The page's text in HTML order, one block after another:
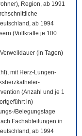
Region, ab 1991
ab 1994
(Vollkräfte je 100
(in Tagen)
mit Herz-Lungen-
(Anzahl und je 1
in)
Belegungstage
Fachabteilungen in
ab 1994